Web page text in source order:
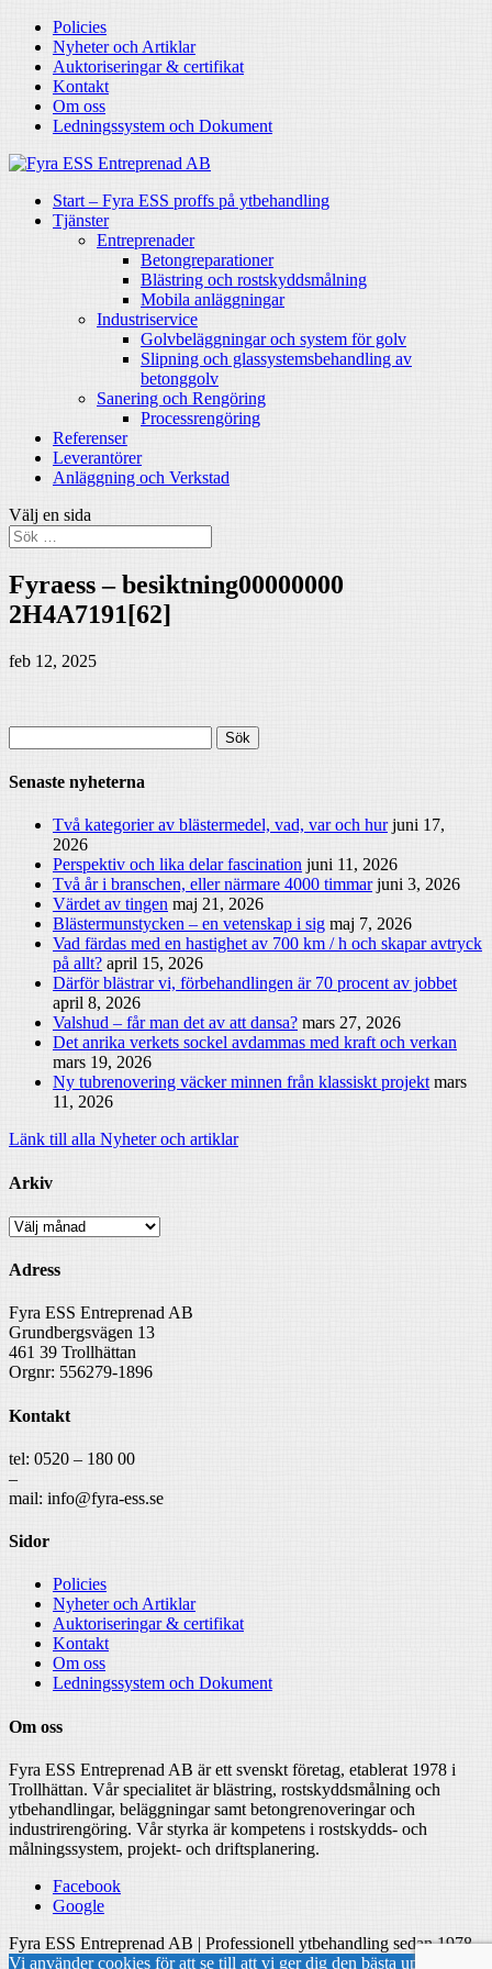
Policies
Nyheter och Artiklar
Auktoriseringar & certifikat
Kontakt
Om oss
Ledningssystem och Dokument
Start – Fyra ESS proffs på ytbehandling
Tjänster
Entreprenader
Betongreparationer
Blästring och rostskyddsmålning
Mobila anläggningar
Industriservice
Golvbeläggningar och system för golv
Slipning och glassystemsbehandling av
betonggolv
Sanering och Rengöring
Processrengöring
Referenser
Leverantörer
Anläggning och Verkstad
Välj en sida
Fyraess – besiktning00000000
2H4A7191[62]
feb 12, 2025
efter:
Senaste nyheterna
Två kategorier av blästermedel, vad, var och hur juni 17,
2026
Perspektiv och lika delar fascination juni 11, 2026
Två år i branschen, eller närmare 4000 timmar juni 3, 2026
Värdet av tingen maj 21, 2026
Blästermunstycken – en vetenskap i sig maj 7, 2026
Vad färdas med en hastighet av 700 km / h och skapar avtryck
på allt? april 15, 2026
Därför blästrar vi, förbehandlingen är 70 procent av jobbet
april 8, 2026
Valshud – får man det av att dansa? mars 27, 2026
Det anrika verkets sockel avdammas med kraft och verkan
mars 19, 2026
Ny tubrenovering väcker minnen från klassiskt projekt mars
11, 2026
Länk till alla Nyheter och artiklar
Arkiv
Arkiv
Adress
Fyra ESS Entreprenad AB
Grundbergsvägen 13
461 39 Trollhättan
Orgnr: 556279-1896
Kontakt
tel: 0520 – 180 00
–
mail: info@fyra-ess.se
Sidor
Policies
Nyheter och Artiklar
Auktoriseringar & certifikat
Kontakt
Om oss
Ledningssystem och Dokument
Om oss
Fyra ESS Entreprenad AB är ett svenskt företag, etablerat 1978 i
Trollhättan. Vår specialitet är blästring, rostskyddsmålning och
ytbehandlingar, beläggningar samt betongrenoveringar och
industrirengöring. Vår styrka är kompetens i rostskydds- och
målningssystem, projekt- och driftsplanering.
Facebook
Google
Fyra ESS Entreprenad AB | Professionell ytbehandling sedan 1978
Vi använder cookies för att se till att vi ger dig den bästa upplevelsen